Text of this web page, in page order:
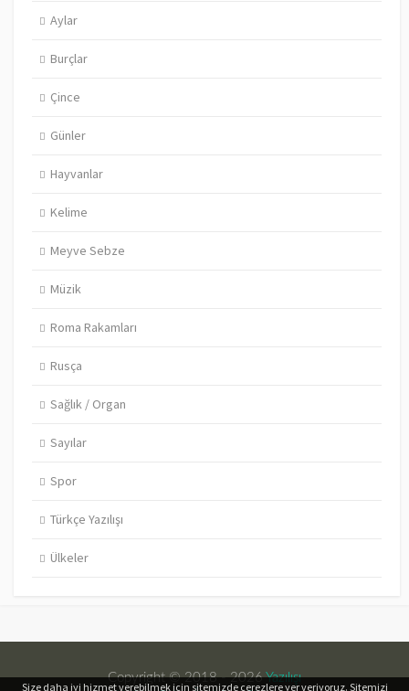
Aylar
Burçlar
Çince
Günler
Hayvanlar
Kelime
Meyve Sebze
Müzik
Roma Rakamları
Rusça
Sağlık / Organ
Sayılar
Spor
Türkçe Yazılışı
Ülkeler
Copyright © 2018 - 2026Yazılışı
Size daha iyi hizmet verebilmek için sitemizde çerezlere yer veriyoruz. Sitemizi